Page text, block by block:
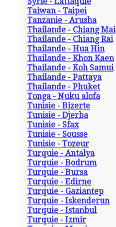
Taiwan - Taipei
Tanzanie - Arusha
Thailande - Chiang Mai
Thailande - Chiang Rai
Thailande - Hua Hin
Thailande - Khon Kaen
Thailande - Koh Samui
Thailande - Pattaya
Thailande - Phuket
Tonga - Nuku alofa
Tunisie - Bizerte
Tunisie - Djerba
Tunisie - Sfax
Tunisie - Sousse
Tunisie - Tozeur
Turquie - Antalya
Turquie - Bodrum
Turquie - Bursa
Turquie - Edirne
Turquie - Gaziantep
Turquie - Iskenderun
Turquie - Istanbul
Turquie - Izmir